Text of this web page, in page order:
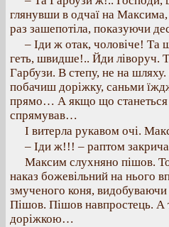
глянувши в одчаї на
раз зашепотіла, показуючи
– Іди ж отак, чоловіче! Та
геть, швидше!.. Йди ліворуч.
Гарбузи. В степу, не на
побачиш доріжку, саньми
прямо… А якщо що станеться
спрямував…
І витерла рукавом очі.
– Іди ж!!! – раптом
Максим слухняно пішов.
наказ божевільний на нього
змученого коня,
Пішов. Пішов навпростець. А
доріжкою…